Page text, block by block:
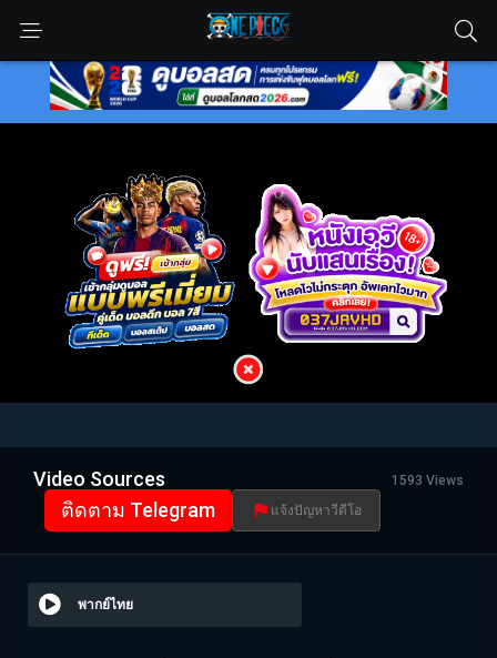
Video Sources 1593 Views
ติดตาม Telegram แจ้งปัญหาวีดีโอ
พากย์ไทย